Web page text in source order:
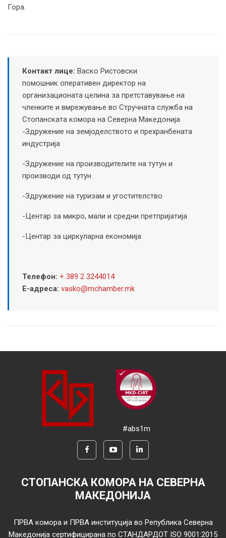
Гора.
Контакт лице: Васко Ристовски
помошник оперативен директор на
организационата целина за претставување на
членките и вмрежување во Стручната служба на
Стопанската комора на Северна Македонија
-Здружение на земјоделството и прехранбената
индустрија
-Здружение на производителите на тутун и
производи од тутун
-Здружение на туризам и угостителство
-Центар за микро, мали и средни претпријатија
-Центар за циркуларна економија
Телефон: + 389 2 3244014
Е-адреса: vasko@mchamber.mk
#abs1m
СТОПАНСКА КОМОРА НА СЕВЕРНА
МАКЕДОНИЈА
ПРВА комора и ПРВА институција во Република Северна
Македонија сертифицирана по СТАНДАРДОТ ISO 9001:2015